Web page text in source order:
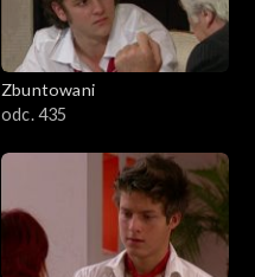
Zbuntowani
odc. 435